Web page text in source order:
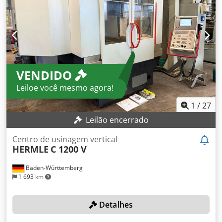
Peso do robô: 1300 kg - Controlador Xrc - Cabo, conector,
ficha Estrutura: tipo articulado vertical Tipos de eixos: Eixo
S 130 ° / s (2,27 rad / s) Eixo L 130 ° / s (2,27 rad / s) Eixo U
130 ° / s (2,27 rad / s) Eixo R 215 ° / s (3,75 rad / s) Eixo B
180° / s (3, 14 rad / s) Eixo T 300 ° / s (5,24 rad / s)
Intervalos de movimento. Eixo S 180 ° Eixo L + 76 ° - 60 °
Eixo U + 240 ° - 130 ° Dsdpjfhkfisfx Aiujck Eixo R 360 ° Eixo
B 130 ° Eixo T 360 ° Compra, aquisição, gestão de activos
de instalações e máquinas industriais. Vasta gama de
maquinaria usada, instalações industriais
VENDIDO
Leiloe você mesmo agora!
1 /27
Leilão encerrado
Baden-Württemberg
1 693 km
Centro de usinagem vertical
HERMLE C 1200 V
Detalhes